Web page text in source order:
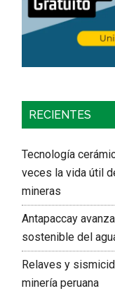
RECIENTES
Tecnología
veces la vida útil
mineras
Antapaccay
sostenible del
Relaves y
minería peruana